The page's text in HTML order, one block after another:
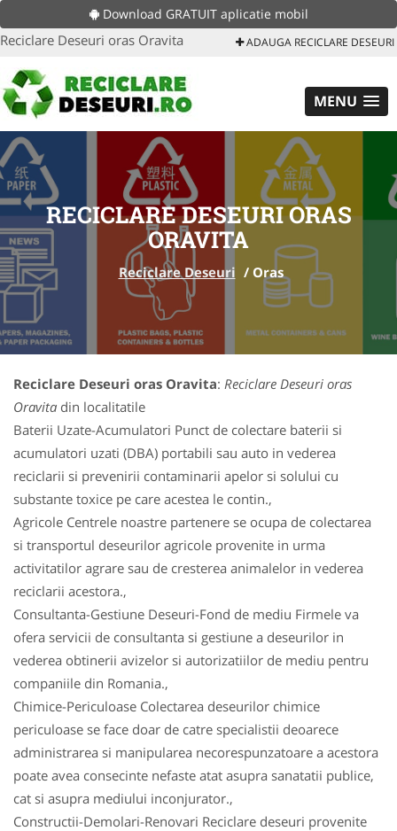
Download GRATUIT aplicatie mobil
Reciclare Deseuri oras Oravita ADAUGA RECICLARE DESEURI
MENU
RECICLARE DESEURI ORAS
ORAVITA
Reciclare Deseuri / Oras
Reciclare Deseuri oras Oravita: Reciclare Deseuri oras
Oravita din localitatile
Baterii Uzate-Acumulatori Punct de colectare baterii si
acumulatori uzati (DBA) portabili sau auto in vederea
reciclarii si prevenirii contaminarii apelor si solului cu
substante toxice pe care acestea le contin.,
Agricole Centrele noastre partenere se ocupa de colectarea
si transportul deseurilor agricole provenite in urma
activitatilor agrare sau de cresterea animalelor in vederea
reciclarii acestora.,
Consultanta-Gestiune Deseuri-Fond de mediu Firmele va
ofera servicii de consultanta si gestiune a deseurilor in
vederea obtinerii avizelor si autorizatiilor de mediu pentru
companiile din Romania.,
Chimice-Periculoase Colectarea deseurilor chimice
periculoase se face doar de catre specialistii deoarece
administrarea si manipularea necorespunzatoare a acestora
poate avea consecinte nefaste atat asupra sanatatii publice,
cat si asupra mediului inconjurator.,
Constructii-Demolari-Renovari Reciclare deseuri provenite